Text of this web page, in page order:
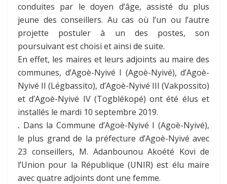
conduites par le doyen d’âge, assisté du plus
jeune des conseillers. Au cas où l’un ou l’autre
projette postuler à un des postes, son
poursuivant est choisi et ainsi de suite.
En effet, les maires et leurs adjoints au maire des
communes, d’Agoè-Nyivé I (Agoè-Nyivé), d’Agoè-
Nyivé II (Légbassito), d’Agoè-Nyivé III (Vakpossito)
et d’Agoè-Nyivé IV (Togblékopé) ont été élus et
installés le mardi 10 septembre 2019.
. Dans la Commune d’Agoè-Nyivé I (Agoè-Nyivé),
le plus grand de la préfecture d’Agoè-Nyivé avec
23 conseillers, M. Adanbounou Akoété Kovi de
l’Union pour la République (UNIR) est élu maire
avec quatre adjoints dont une femme.